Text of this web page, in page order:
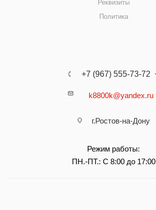
Реквизиты
Политика
+7 (967) 555-73-72
k8800k@yandex.ru
г.Ростов-на-Дону
Режим работы:
ПН.-ПТ.: С 8:00 до 17:00